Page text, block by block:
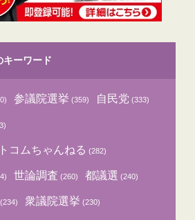
キーワード
参議院選挙 (359) 自民党 (333)
コムちゃんねる (282)
世論調査 (260) 都議選 (240)
(234) 衆議院選挙 (230)